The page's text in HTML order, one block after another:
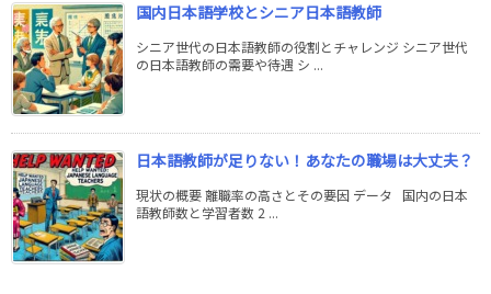
国内日本語学校とシニア日本語教師
シニア世代の日本語教師の役割とチャレンジ シニア世代
の日本語教師の需要や待遇 シ ...
日本語教師が足りない！あなたの職場は大丈夫？
現状の概要 離職率の高さとその要因 データ 国内の日本
語教師数と学習者数 2 ...